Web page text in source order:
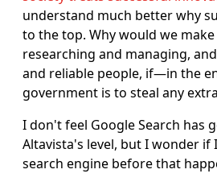
understand much better why
to the top. Why would we
researching and managing,
and reliable people, if―in the
government is to steal any
I don't feel Google Search has
Altavista's level, but I wonder if
search engine before that